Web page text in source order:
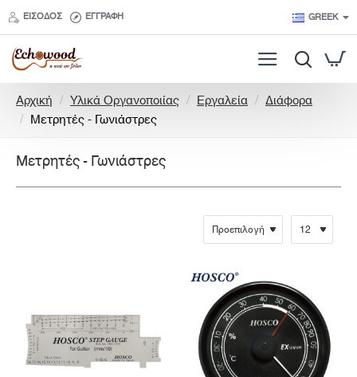
ΕΊΣΟΔΟΣ ΕΓΓΡΑΦΉ GREEK
Αρχική
o
e
Υλικά Οργανοποιίας Εργαλεία
Διάφορα
Μετρητές - Γωνιάστρες
Μετρητές - Γωνιάστρες